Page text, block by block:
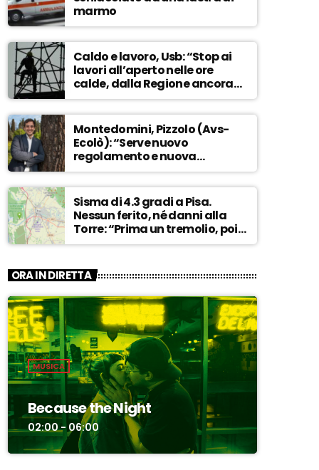
marmo
Caldo e lavoro, Usb: “Stop ai
lavori all’aperto nelle ore
calde, dalla Regione ancora
nessuna risposta” – ASCOLTA
Montedomini, Pizzolo (Avs-
Ecolò): “Serve nuovo
regolamento e nuova
governance. La vecchia
dirigenza inadatta a guidare
la svolta” – ASCOLTA
Sisma di 4.3 gradi a Pisa.
Nessun ferito, né danni alla
Torre: “Prima un tremolio, poi
due scosse forti di 3/4 secondi”
ORA IN DIRETTA
MUSICA
Because the Night
02:00 - 06:00